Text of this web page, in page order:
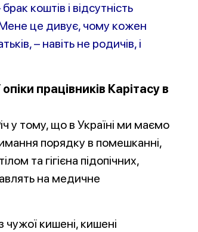
коштів і відсутність
Мене це дивує, чому кожен
– навіть не родичів, і
працівників Карітасу в
у тому, що в Україні ми маємо
порядку в помешканні,
та гігієна підопічних,
на медичне
чужої кишені, кишені